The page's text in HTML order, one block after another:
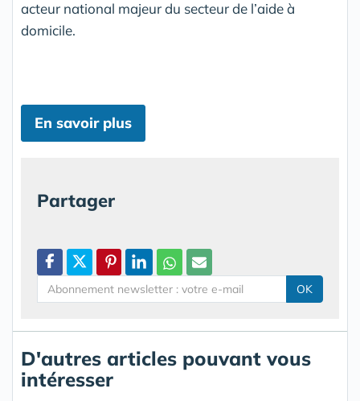
acteur national majeur du secteur de l’aide à
domicile.
En savoir plus
Partager
OK
D'autres articles pouvant vous
intéresser